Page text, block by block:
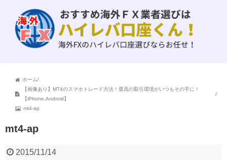
ホーム/
【画像あり】MT4のスマホトレード方法！最高の取引環境がいつもその手に！
【iPhone,Android】
/
mt4-ap
mt4-ap
2015/11/14